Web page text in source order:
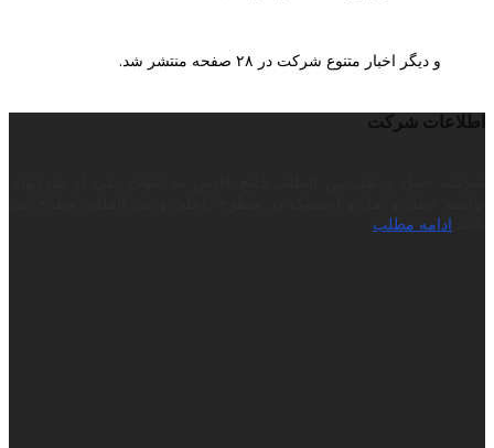
و دیگر اخبار متنوع شرکت در ۲۸ صفحه منتشر شد.
اطلاعات شرکت
ادامه مطلب